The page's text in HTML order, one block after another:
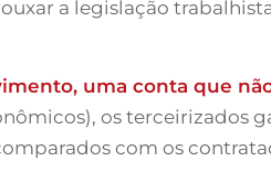
a legislação
uma conta que
os terceirizados
com os